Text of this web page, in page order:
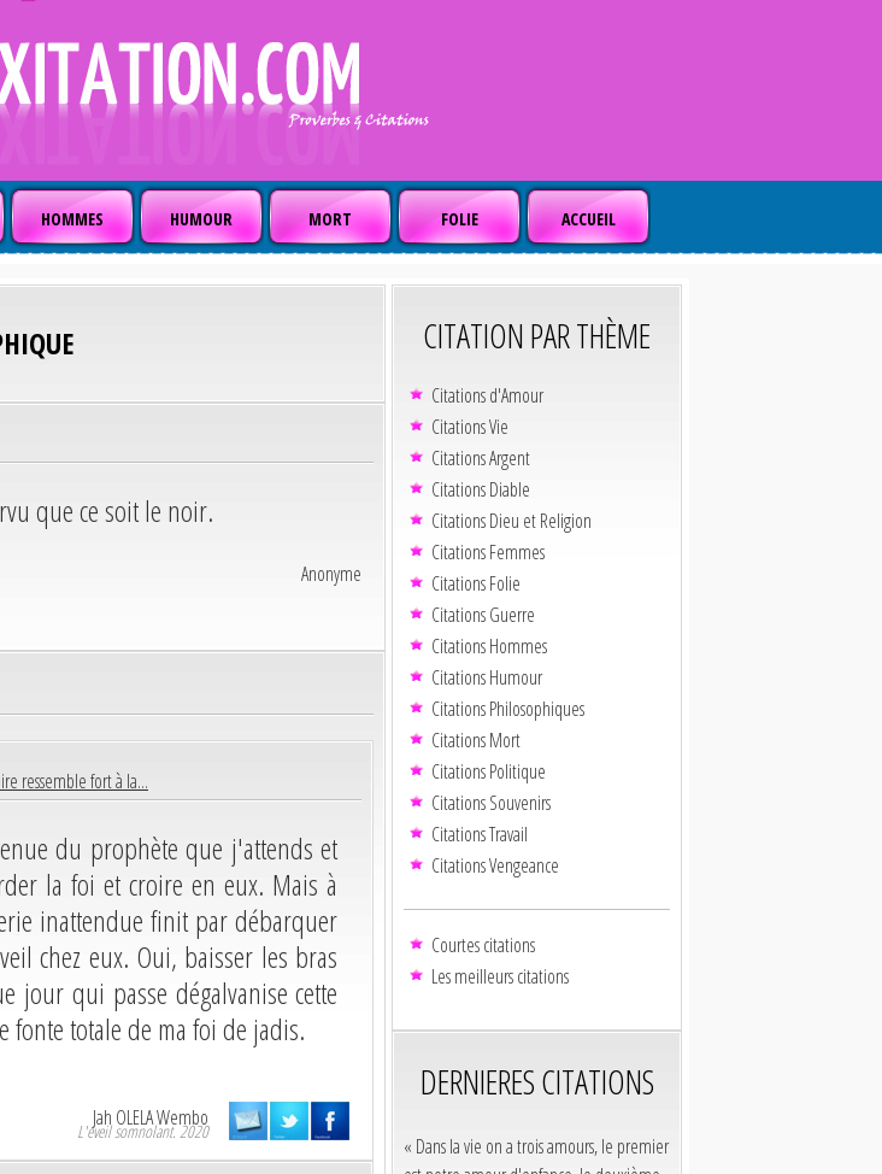
HOMMES HUMOUR MORT FOLIE ACCUEIL
que ce soit le noir.
Anonyme
ressemble fort à la...
du prophète que j'attends et
la foi et croire en eux. Mais à
inattendue finit par débarquer
chez eux. Oui, baisser les bras
jour qui passe dégalvanise cette
fonte totale de ma foi de jadis.
Jah OLELA Wembo
L'éveil somnolant. 2020
CITATION PAR THÈME
Citations d'Amour
Citations Vie
Citations Argent
Citations Diable
Citations Dieu et Religion
Citations Femmes
Citations Folie
Citations Guerre
Citations Hommes
Citations Humour
Citations Philosophiques
Citations Mort
Citations Politique
Citations Souvenirs
Citations Travail
Citations Vengeance
Courtes citations
Les meilleurs citations
DERNIERES CITATIONS
« Dans la vie on a trois amours, le premier